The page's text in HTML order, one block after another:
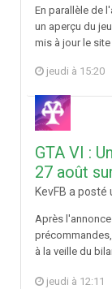
En parallèle de
un aperçu du
mis à jour le
jeudi à 15:20
GTA VI :
27 août
KevFB a
Après
à la veille du
jeudi à 12:11